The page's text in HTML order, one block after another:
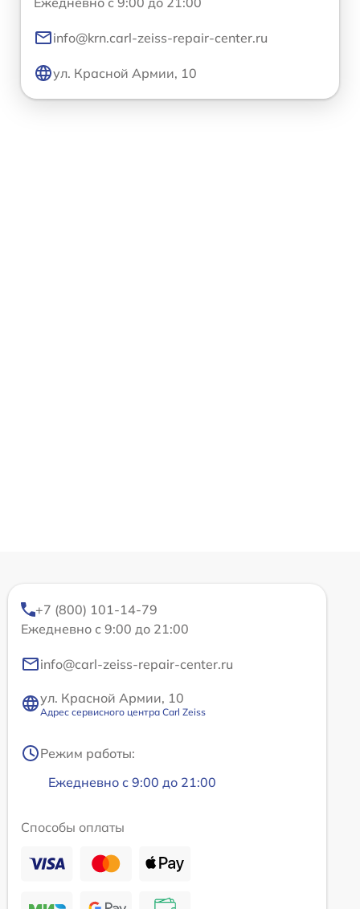
info@krn.carl-zeiss-repair-center.ru
ул. Красной Армии, 10
+7 (800) 101-14-79
Ежедневно с 9:00 до 21:00
info@carl-zeiss-repair-center.ru
ул. Красной Армии, 10
Адрес сервисного центра Carl Zeiss
Режим работы:
Ежедневно с 9:00 до 21:00
Способы оплаты